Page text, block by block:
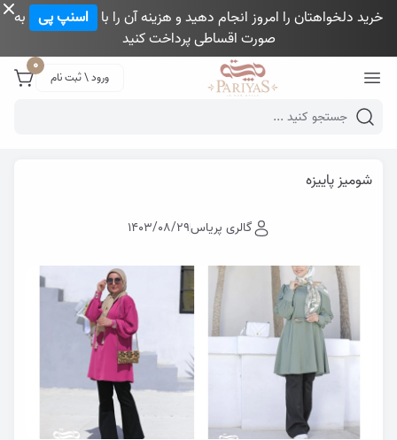
خرید دلخواهتان را امروز انجام دهید و هزینه آن را با اسنپ پی به
صورت اقساطی پرداخت کنید
ورود \ ثبت نام
0
Mobile header search
شومیز پاییزه
گالری پریاس1403/08/29